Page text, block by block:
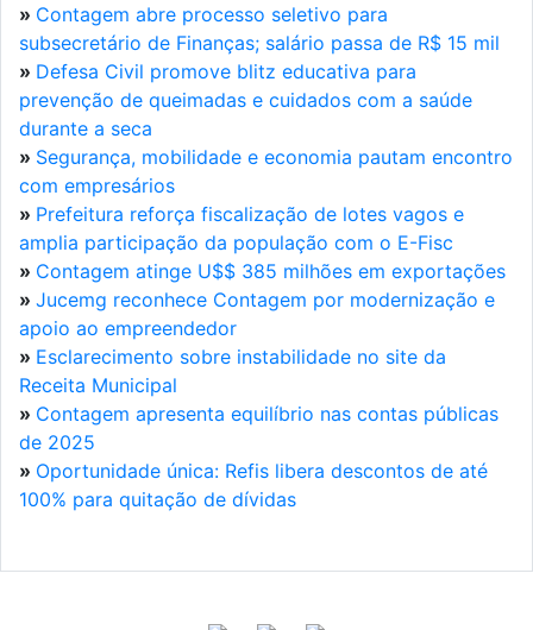
» Contagem abre processo seletivo para
subsecretário de Finanças; salário passa de R$ 15 mil
» Defesa Civil promove blitz educativa para
prevenção de queimadas e cuidados com a saúde
durante a seca
» Segurança, mobilidade e economia pautam encontro
com empresários
» Prefeitura reforça fiscalização de lotes vagos e
amplia participação da população com o E-Fisc
» Contagem atinge U$$ 385 milhões em exportações
» Jucemg reconhece Contagem por modernização e
apoio ao empreendedor
» Esclarecimento sobre instabilidade no site da
Receita Municipal
» Contagem apresenta equilíbrio nas contas públicas
de 2025
» Oportunidade única: Refis libera descontos de até
100% para quitação de dívidas